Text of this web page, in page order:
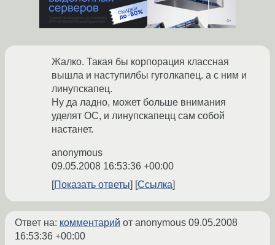
Жалко. Такая бы корпорация классная
вышла и наступилбы гуголкапец. а с ним и
линупскапец.
Ну да ладно, может больше внимания
уделят ОС, и линупскапецц сам собой
настанет.
anonymous
09.05.2008 16:53:36 +00:00
Показать ответы
Ссылка
Ответ на: комментарий от anonymous 09.05.2008
16:53:36 +00:00